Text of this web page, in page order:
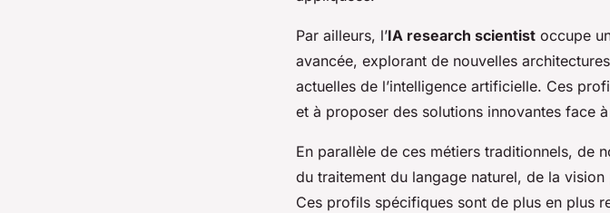
Par ailleurs, l’IA research scientist occupe
avancée, explorant de nouvelles
actuelles de l’intelligence artificielle. Ces
et à proposer des solutions innovantes face
En parallèle de ces métiers traditionnels, de
du traitement du langage naturel, de la
Ces profils spécifiques sont de plus en plus